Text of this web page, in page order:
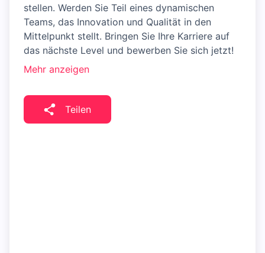
stellen. Werden Sie Teil eines dynamischen
Teams, das Innovation und Qualität in den
Mittelpunkt stellt. Bringen Sie Ihre Karriere auf
das nächste Level und bewerben Sie sich jetzt!
Mehr anzeigen
Teilen